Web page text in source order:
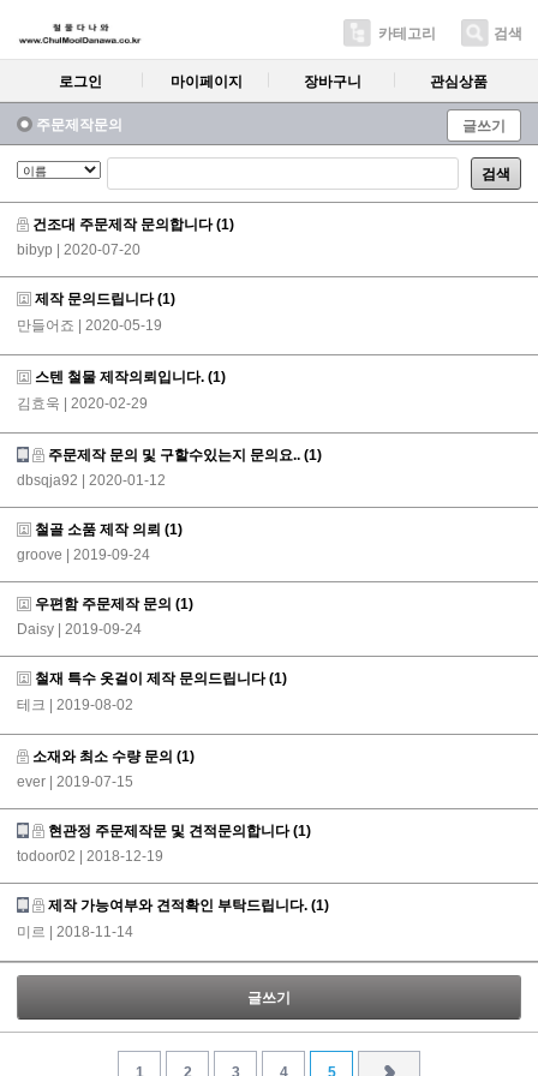
카테고리 검색
로그인 마이페이지 장바구니 관심상품
주문제작문의 글쓰기
검색
건조대 주문제작 문의합니다(1)
bibyp
| 2020-07-20
제작 문의드립니다(1)
만들어죠
| 2020-05-19
스텐 철물 제작의뢰입니다. (1)
김효욱
| 2020-02-29
주문제작 문의 및 구할수있는지 문의요.. (1)
dbsqja92
| 2020-01-12
철골 소품 제작 의뢰 (1)
groove
| 2019-09-24
우편함 주문제작 문의 (1)
Daisy
| 2019-09-24
철재 특수 옷걸이 제작 문의드립니다(1)
테크
| 2019-08-02
소재와 최소 수량 문의 (1)
ever
| 2019-07-15
현관정 주문제작문 및 견적문의합니다(1)
todoor02
| 2018-12-19
제작 가능여부와 견적확인 부탁드립니다. (1)
미르
| 2018-11-14
글쓰기
1 2 3 4 5